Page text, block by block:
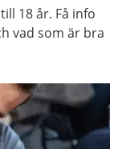
18 år. Få info
vad som är bra